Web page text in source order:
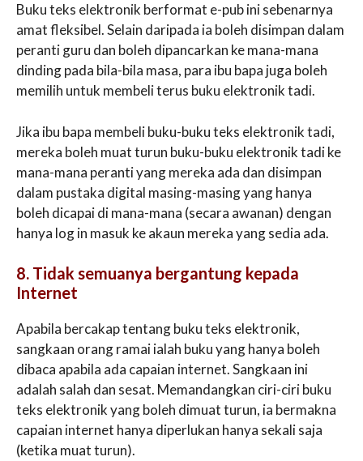
Buku teks elektronik berformat e-pub ini sebenarnya
amat fleksibel. Selain daripada ia boleh disimpan dalam
peranti guru dan boleh dipancarkan ke mana-mana
dinding pada bila-bila masa, para ibu bapa juga boleh
memilih untuk membeli terus buku elektronik tadi.
Jika ibu bapa membeli buku-buku teks elektronik tadi,
mereka boleh muat turun buku-buku elektronik tadi ke
mana-mana peranti yang mereka ada dan disimpan
dalam pustaka digital masing-masing yang hanya
boleh dicapai di mana-mana (secara awanan) dengan
hanya log in masuk ke akaun mereka yang sedia ada.
8. Tidak semuanya bergantung kepada
Internet
Apabila bercakap tentang buku teks elektronik,
sangkaan orang ramai ialah buku yang hanya boleh
dibaca apabila ada capaian internet. Sangkaan ini
adalah salah dan sesat. Memandangkan ciri-ciri buku
teks elektronik yang boleh dimuat turun, ia bermakna
capaian internet hanya diperlukan hanya sekali saja
(ketika muat turun).